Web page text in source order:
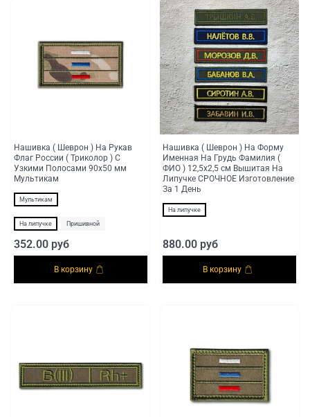
Нашивка ( Шеврон ) На Рукав
Флаг России ( Триколор ) С
Узкими Полосами 90х50 мм
Мультикам
Мультикам
На липучке Пришивной
352.00 руб
В корзину
Нашивка ( Шеврон ) На Форму
Именная На Грудь Фамилия (
ФИО ) 12,5х2,5 см Вышитая На
Липучке СРОЧНОЕ Изготовление
За 1 День
На липучке
880.00 руб
В корзину